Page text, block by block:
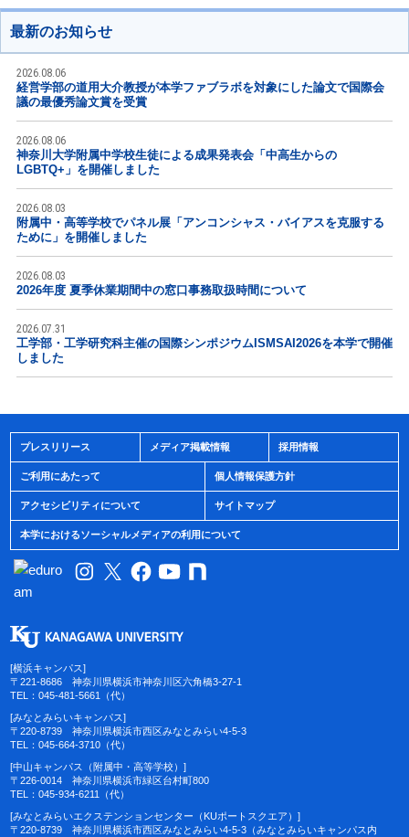
最新のお知らせ
2026.08.06
経営学部の道用大介教授が本学ファブラボを対象にした論文で国際会
議の最優秀論文賞を受賞
2026.08.06
神奈川大学附属中学校生徒による成果発表会「中高生からの
LGBTQ+」を開催しました
2026.08.03
附属中・高等学校でパネル展「アンコンシャス・バイアスを克服する
ために」を開催しました
2026.08.03
2026年度 夏季休業期間中の窓口事務取扱時間について
2026.07.31
工学部・工学研究科主催の国際シンポジウムISMSAI2026を本学で開催
しました
プレスリリース メディア掲載情報 採用情報
ご利用にあたって 個人情報保護方針
アクセシビリティについて サイトマップ
本学におけるソーシャルメディアの利用について
[横浜キャンパス]
〒221-8686 神奈川県横浜市神奈川区六角橋3-27-1
TEL：045-481-5661（代）
[みなとみらいキャンパス]
〒220-8739 神奈川県横浜市西区みなとみらい4-5-3
TEL：045-664-3710（代）
[中山キャンパス（附属中・高等学校）]
〒226-0014 神奈川県横浜市緑区台村町800
TEL：045-934-6211（代）
[みなとみらいエクステンションセンター（KUポートスクエア）]
〒220-8739 神奈川県横浜市西区みなとみらい4-5-3（みなとみらいキャンパス内